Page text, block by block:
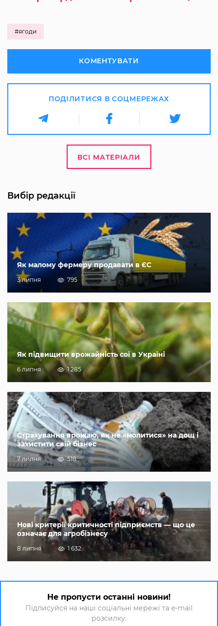
#ягоди
КОМЕНТУВАТИ
ПОДІЛИТИСЯ В СОЦМЕРЕЖАХ
ВСІ МАТЕРІАЛИ
Вибір редакції
Як малому фермеру продавати в ЄС
3 липня 795
Як підвищити врожайність сої в Україні
6 липня 1 285
Страхування врожаю, як не «молитися» на дощ і
захистити свій бізнес
7 липня 518
Нові критерії критичності підприємств — що це
означає для агробізнесу
8 липня 1 632
Не пропусти останні новини!
Підписуйся на наші соціальні мережі та e-mail
розсилку.